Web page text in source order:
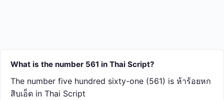
What is the number 561 in Thai Script?
The number five hundred sixty-one (561) is ห้า​ร้อย​หก​
สิบ​เอ็ด in Thai Script